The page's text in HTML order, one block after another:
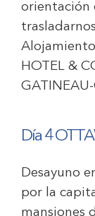
orientación
HOTEL &
Día 4
Desayuno
por la
mansiones